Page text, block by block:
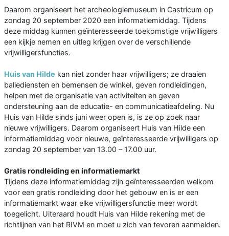
Daarom organiseert het archeologiemuseum in Castricum op
zondag 20 september 2020 een informatiemiddag. Tijdens
deze middag kunnen geïnteresseerde toekomstige vrijwilligers
een kijkje nemen en uitleg krijgen over de verschillende
vrijwilligersfuncties.
Huis van Hilde kan niet zonder haar vrijwilligers; ze draaien
baliediensten en bemensen de winkel, geven rondleidingen,
helpen met de organisatie van activiteiten en geven
ondersteuning aan de educatie- en communicatieafdeling. Nu
Huis van Hilde sinds juni weer open is, is ze op zoek naar
nieuwe vrijwilligers. Daarom organiseert Huis van Hilde een
informatiemiddag voor nieuwe, geïnteresseerde vrijwilligers op
zondag 20 september van 13.00 – 17.00 uur.
Gratis rondleiding en informatiemarkt
Tijdens deze informatiemiddag zijn geïnteresseerden welkom
voor een gratis rondleiding door het gebouw en is er een
informatiemarkt waar elke vrijwilligersfunctie meer wordt
toegelicht. Uiteraard houdt Huis van Hilde rekening met de
richtlijnen van het RIVM en moet u zich van tevoren aanmelden.